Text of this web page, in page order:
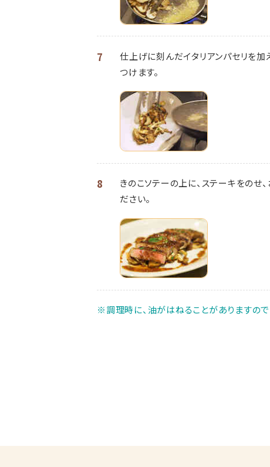
7
仕上げに刻んだイタリアンパセリを
つけます。
8
きのこソテーの上に、ステーキをのせ
ださい。
※調理時に、油がはねることがありますので